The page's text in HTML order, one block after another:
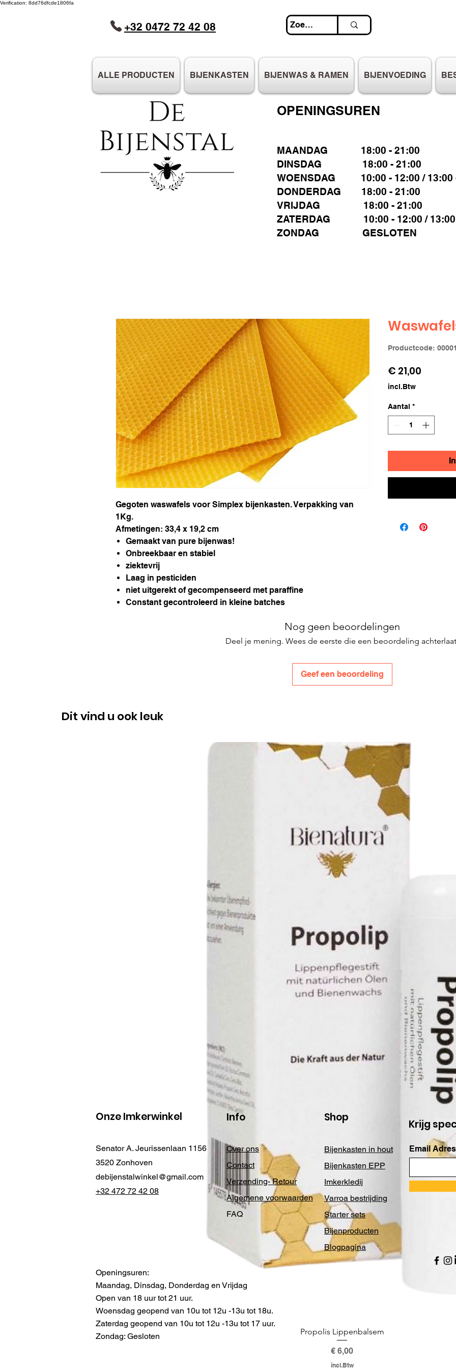
Verification: 8dd76dfcde1806fa
+32 0472 72 42 08
ALLE PRODUCTEN BIJENKASTEN BIJENWAS & RAMEN BIJENVOEDING
OPENINGSUREN
MAANDAG 18:00 - 21:00
DINSDAG 18:00 - 21:00
WOENSDAG 10:00 - 12:00 / 13:00
DONDERDAG 18:00 - 21:00
VRIJDAG 18:00 - 21:00
ZATERDAG 10:00 - 12:00 / 13:00
ZONDAG GESLOTEN
Gegoten waswafels voor Simplex bijenkasten. Verpakking van
1Kg.
Afmetingen: 33,4 x 19,2 cm
Gemaakt van pure bijenwas!
Onbreekbaar en stabiel
ziektevrij
Laag in pesticiden
niet uitgerekt of gecompenseerd met paraffine
Constant gecontroleerd in kleine batches
Productcode:
€ 21,00
incl.Btw
Aantal *
Nog geen beoordelingen
Deel je mening. Wees de eerste die een beoordeling
Geef een beoordeling
Dit vind u ook leuk
Propolis Lippenbalsem
Prijs
€ 6,00
incl.Btw
Onze Imkerwinkel
Senator A. Jeurissenlaan 1156
3520 Zonhoven
debijenstalwinkel@gmail.com
+32 472 72 42 08
Info
Over ons
Contact
Verzending- Retour
Algemene voorwaarden
FAQ
Shop
Bijenkasten in hout
Bijenkasten EPP
Imkerkledij
Varroa bestrijding
Starter sets
Bijenproducten
Blogpagina
Krijg
Email
Openingsuren:
Maandag, Dinsdag, Donderdag en Vrijdag
Open van 18 uur tot 21 uur.
Woensdag geopend van 10u tot 12u -13u tot 18u.
Zaterdag geopend van 10u tot 12u -13u tot 17 uur.
Zondag: Gesloten